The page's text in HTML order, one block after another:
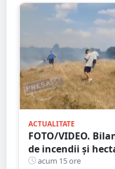
ACTUALITATE
FOTO/VIDEO.
de incendii și
județul Satu Mare
acum 15 ore